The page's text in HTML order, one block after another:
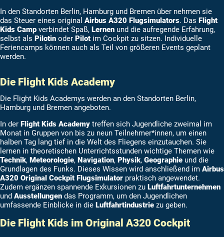
In den Standorten Berlin, Hamburg und Bremen über nehmen sie
das Steuer eines original Airbus A320 Flugsimulators. Das Flight
Kids Camp verbindet Spaß, Lernen und die aufregende Erfahrung,
selbst als Pilotin oder Pilot im Cockpit zu sitzen. Individuelle
Feriencamps können auch als Teil von größeren Events geplant
werden.
Die Flight Kids Academy
Die Flight Kids Academys werden an den Standorten Berlin,
Hamburg und Bremen angeboten.
In der Flight Kids Academy treffen sich Jugendliche zweimal im
Monat in Gruppen von bis zu neun Teilnehmer*innen, um einen
halben Tag lang tief in die Welt des Fliegens einzutauchen. Sie
lernen in theoretischen Unterrichtsstunden wichtige Themen wie
Technik, Meteorologie, Navigation, Physik, Geographie und die
Grundlagen des Funks. Dieses Wissen wird anschließend im Airbus
A320 Original Cockpit Flugsimulator praktisch angewendet.
Zudem ergänzen spannende Exkursionen zu Luftfahrtunternehmen
und Ausstellungen das Programm, um den Jugendlichen
umfassende Einblicke in die Luftfahrtindustrie zu geben.
Die Flight Kids im Original A320 Cockpit